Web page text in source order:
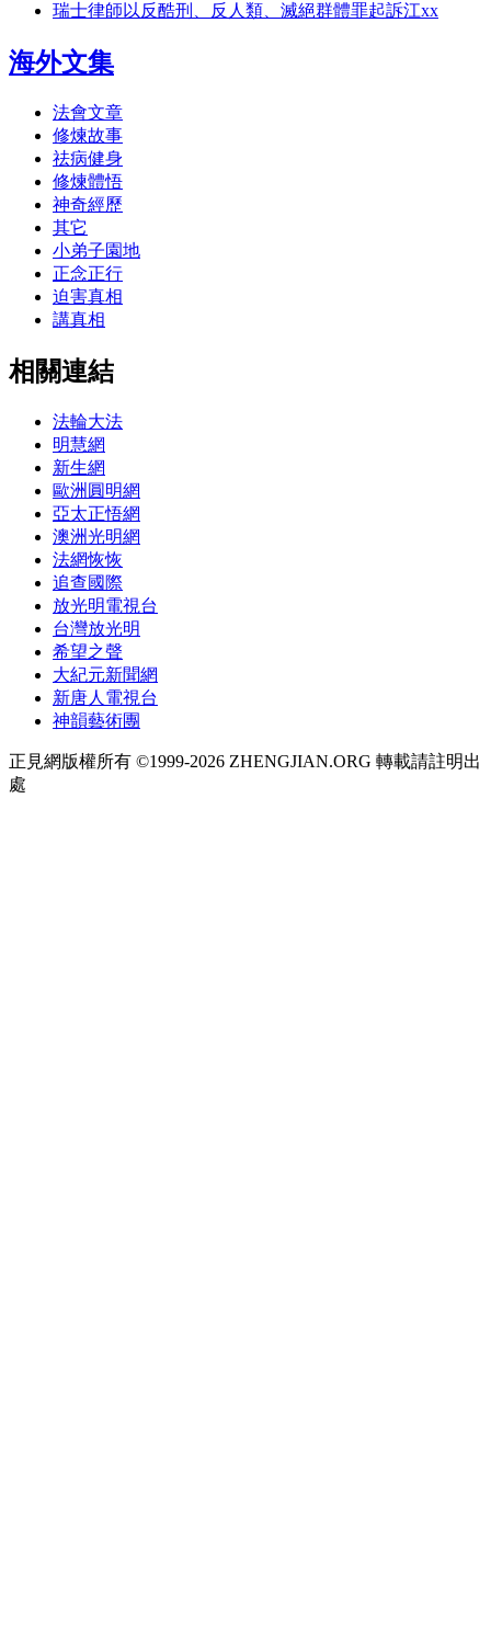
瑞士律師以反酷刑、反人類、滅絕群體罪起訴江xx
海外文集
法會文章
修煉故事
祛病健身
修煉體悟
神奇經歷
其它
小弟子園地
正念正行
迫害真相
講真相
相關連結
法輪大法
明慧網
新生網
歐洲圓明網
亞太正悟網
澳洲光明網
法網恢恢
追查國際
放光明電視台
台灣放光明
希望之聲
大紀元新聞網
新唐人電視台
神韻藝術團
正見網版權所有 ©1999-2026 ZHENGJIAN.ORG 轉載請註明出
處